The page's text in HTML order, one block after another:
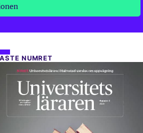
NUMRET